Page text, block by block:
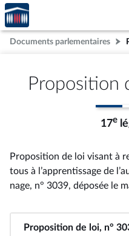
Aller au contenu
Aller en bas de la page
Accèder
à la
page
d'accueil
Documents parlementaires
Proposition
17e
Proposition de loi visant à
tous à l’apprentissage de
nage, n° 3039, déposée le
Proposition de loi, n°